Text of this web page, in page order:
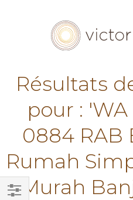
Résultats
pour :
0884 RAB
Rumah
Murah